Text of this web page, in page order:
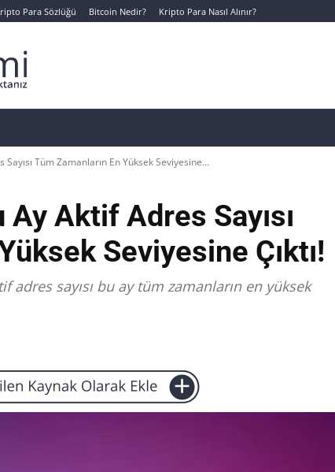
Para Sözlüğü Bitcoin Nedir? Kripto Para Nasıl Alınır?
Tüm Zamanların En Yüksek Seviyesine...
Aktif Adres Sayısı
Seviyesine Çıktı!
sayısı bu ay tüm zamanların en yüksek